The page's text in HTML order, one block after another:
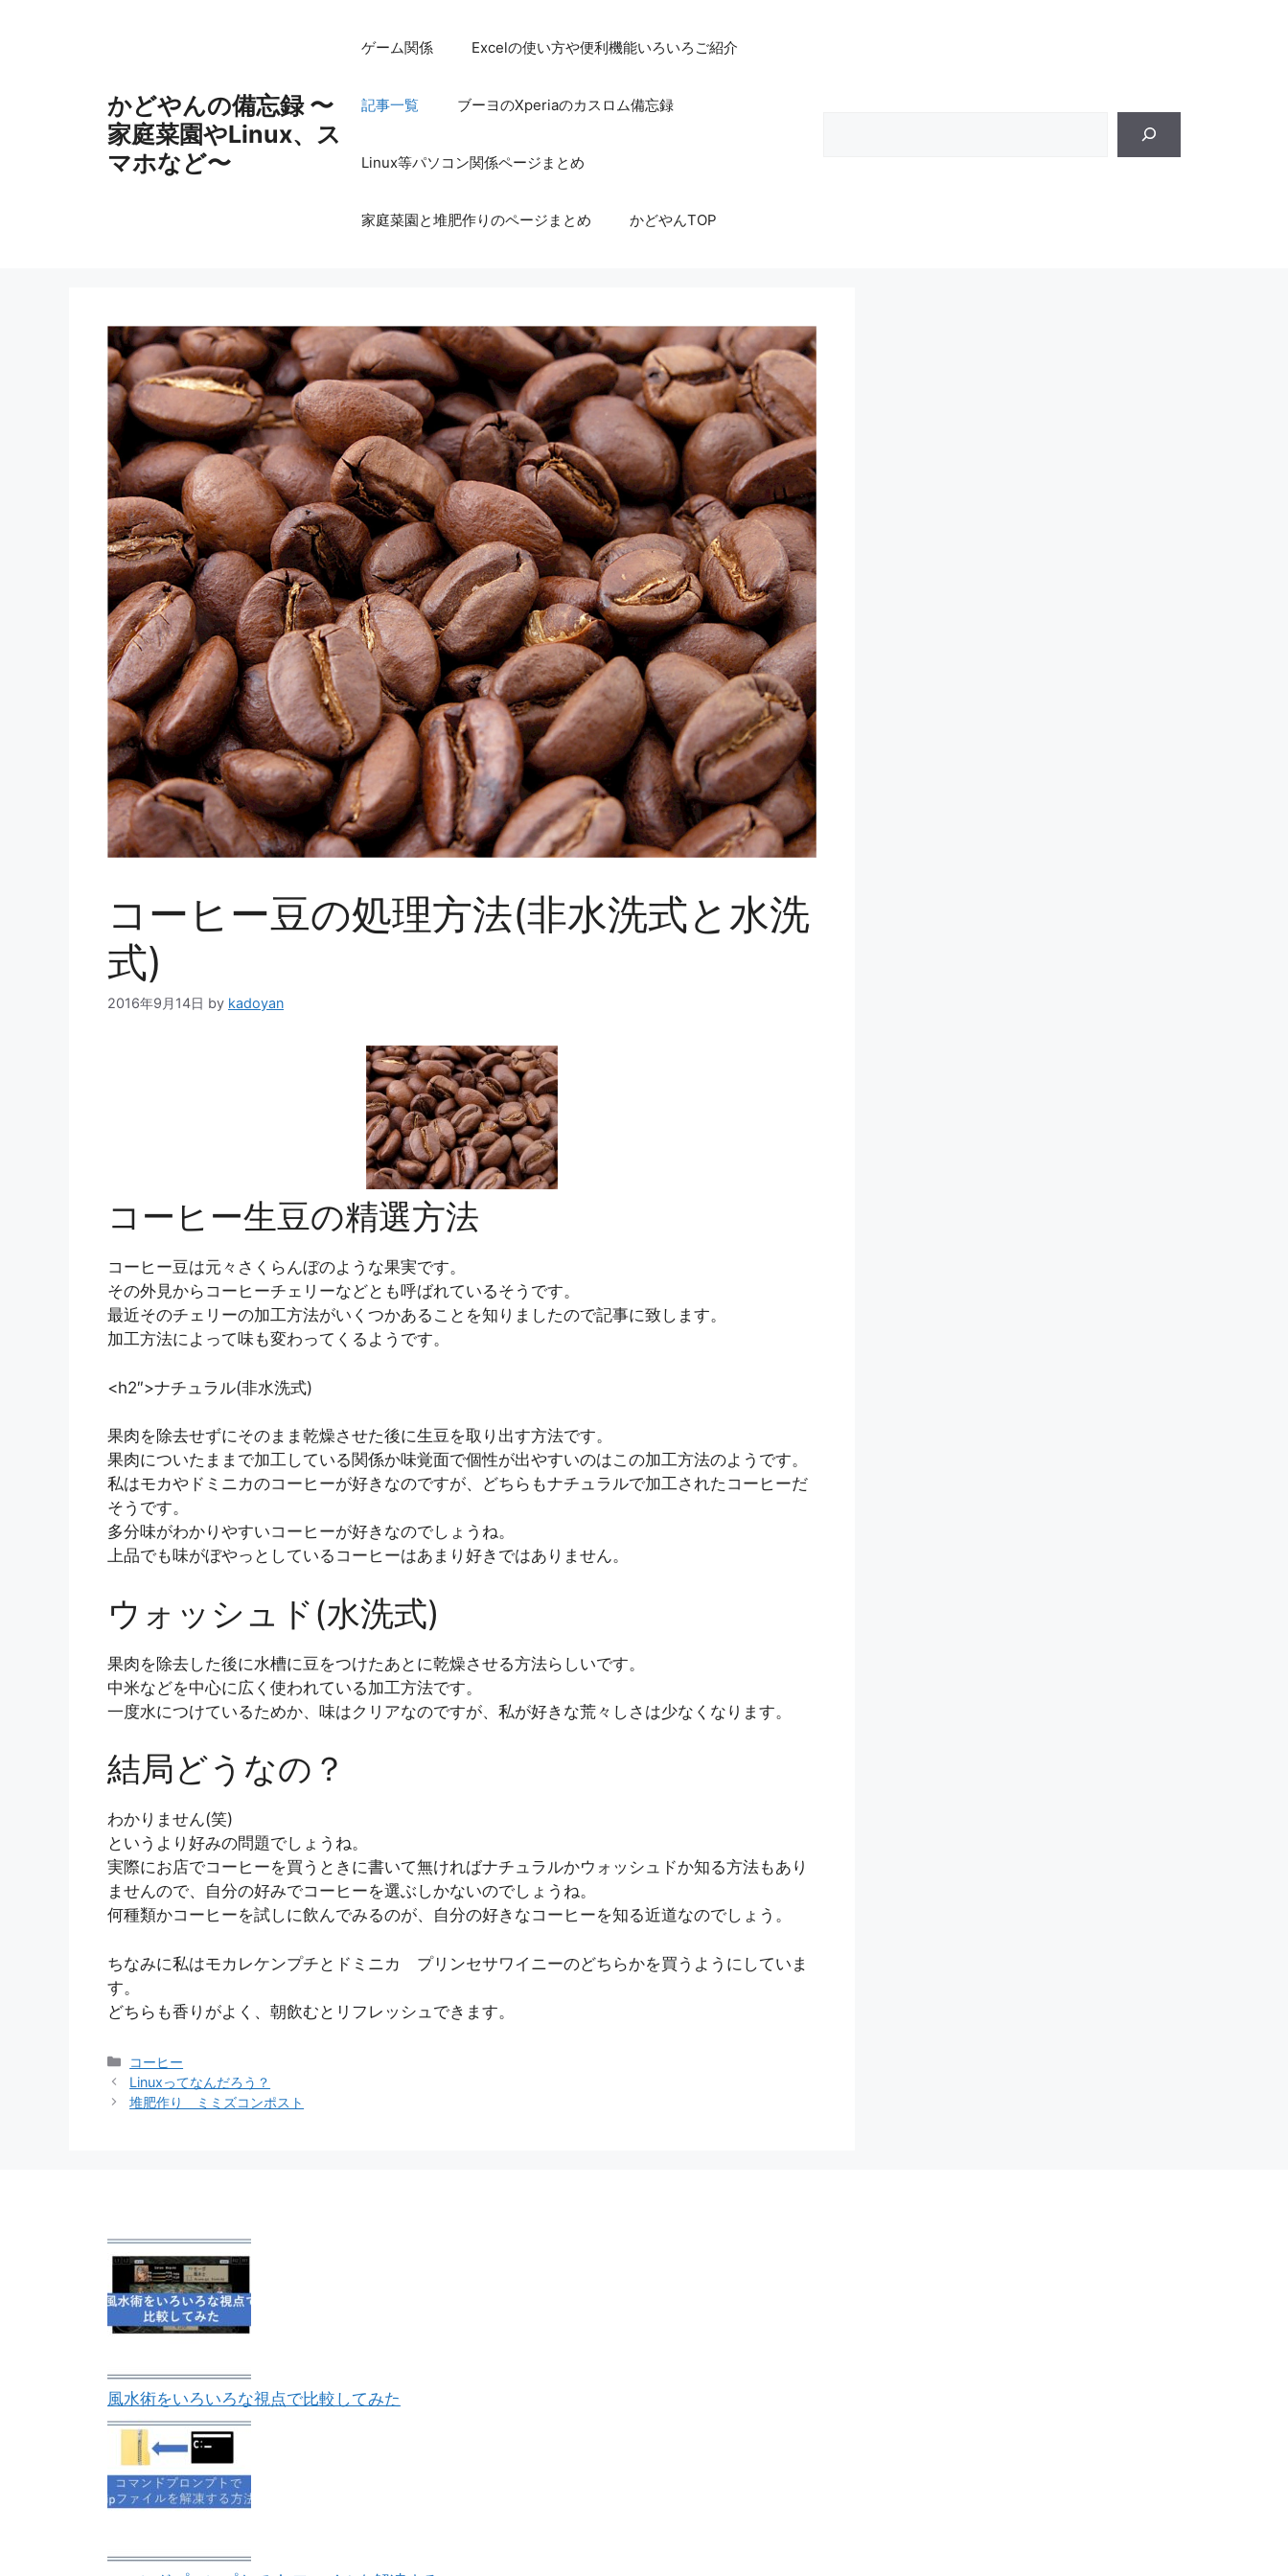
かどやんの備忘録 〜
家庭菜園やLinux、ス
マホなど〜
ゲーム関係 Excelの使い方や便利機能いろいろご紹介
記事一覧 ブーヨのXperiaのカスロム備忘録
Linux等パソコン関係ページまとめ
家庭菜園と堆肥作りのページまとめ かどやんTOP
コーヒー豆の処理方法(非水洗式と水洗
式)
2016年9月14日 by kadoyan
コーヒー生豆の精選方法
コーヒー豆は元々さくらんぼのような果実です。
その外見からコーヒーチェリーなどとも呼ばれているそうです。
最近そのチェリーの加工方法がいくつかあることを知りましたので記事に致します。
加工方法によって味も変わってくるようです。
<h2″>ナチュラル(非水洗式)
果肉を除去せずにそのまま乾燥させた後に生豆を取り出す方法です。
果肉についたままで加工している関係か味覚面で個性が出やすいのはこの加工方法のようです。
私はモカやドミニカのコーヒーが好きなのですが、どちらもナチュラルで加工されたコーヒーだ
そうです。
多分味がわかりやすいコーヒーが好きなのでしょうね。
上品でも味がぼやっとしているコーヒーはあまり好きではありません。
ウォッシュド(水洗式)
果肉を除去した後に水槽に豆をつけたあとに乾燥させる方法らしいです。
中米などを中心に広く使われている加工方法です。
一度水につけているためか、味はクリアなのですが、私が好きな荒々しさは少なくなります。
結局どうなの？
わかりません(笑)
というより好みの問題でしょうね。
実際にお店でコーヒーを買うときに書いて無ければナチュラルかウォッシュドか知る方法もあり
ませんので、自分の好みでコーヒーを選ぶしかないのでしょうね。
何種類かコーヒーを試しに飲んでみるのが、自分の好きなコーヒーを知る近道なのでしょう。
ちなみに私はモカレケンプチとドミニカ プリンセサワイニーのどちらかを買うようにしていま
す。
どちらも香りがよく、朝飲むとリフレッシュできます。
カ
テ
ゴ
コーヒー
Linuxってなんだろう？
堆肥作り ミミズコンポスト
風水術をいろいろな視点で比較してみた